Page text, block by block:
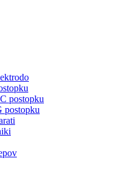
postopku
postopku